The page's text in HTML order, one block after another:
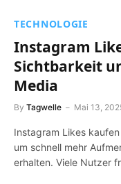
TECHNOLOGIE
Instagram
Sichtbarkeit
Media
By Tagwelle Mai 13,
Instagram Likes
um schnell mehr
erhalten. Viele Nutzer